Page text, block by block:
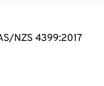
NZS 4399:2017